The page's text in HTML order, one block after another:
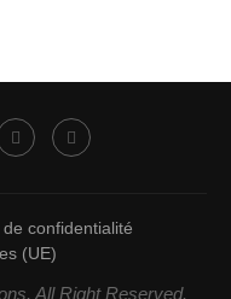
de confidentialité
(UE)
All Right Reserved.